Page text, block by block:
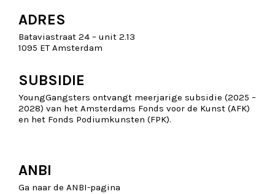
ADRES
Bataviastraat 24 – unit 2.13
1095 ET Amsterdam
SUBSIDIE
YoungGangsters ontvangt meerjarige subsidie (2025 –
2028) van het Amsterdams Fonds voor de Kunst (AFK)
en het Fonds Podiumkunsten (FPK).
ANBI
Ga naar de ANBI-pagina